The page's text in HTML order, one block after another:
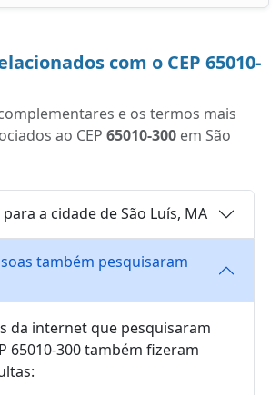
com o CEP 65010-
e os termos mais
ao CEP 65010-300 em São
a cidade de São Luís, MA
também pesquisaram
da internet que pesquisaram
65010-300 também fizeram